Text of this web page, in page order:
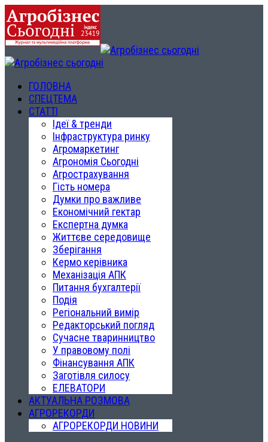
ГОЛОВНА
СПЕЦТЕМА
СТАТТІ
Ідеї & тренди
Інфраструктура ринку
Агромаркетинг
Агрономія Сьогодні
Агрострахування
Гість номера
Думки про важливе
Економічний гектар
Експертна думка
Життєве середовище
Зберігання
Кермо керівника
Механізація АПК
Питання бухгалтерії
Подія
Регіональний вимір
Редакторський погляд
Сучасне тваринництво
У правовому полі
Фінансування АПК
Заготівля силосу
ЕЛЕВАТОРИ
АКТУАЛЬНА РОЗМОВА
АГРОРЕКОРДИ
АГРОРЕКОРДИ НОВИНИ